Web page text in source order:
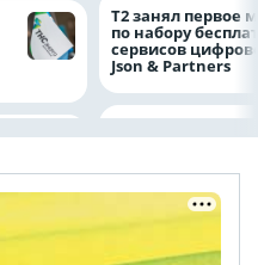
Т2 занял первое
по набору
сервисов
Json & Partners